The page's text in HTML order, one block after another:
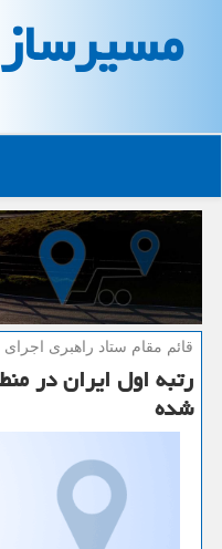
مسیرساز
قائم مقام ستاد راهبری
رتبه اول ایران در
شده